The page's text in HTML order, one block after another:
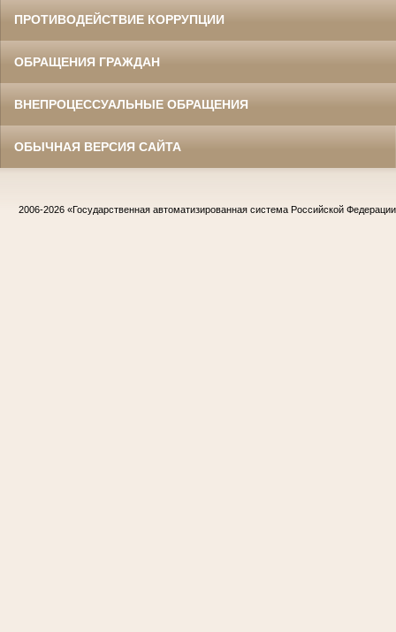
ПРОТИВОДЕЙСТВИЕ КОРРУПЦИИ
ОБРАЩЕНИЯ ГРАЖДАН
ВНЕПРОЦЕССУАЛЬНЫЕ ОБРАЩЕНИЯ
ОБЫЧНАЯ ВЕРСИЯ САЙТА
2006-2026 «Государственная автоматизированная система Российской